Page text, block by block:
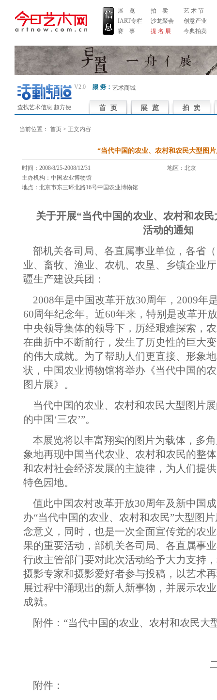
展 览
IART专栏
赛 事
拍 卖
沙龙聚会
提 名 展
艺 术 节
创意产业
今典拍卖
查找艺术信息 超方便
V2.0 艺术商城
当前位置： 首页 > 正文内容
“当代中国的农业、农村和农民大型图
时间：2008/8/25-2008/12/31
地区：北京
主办机构：中国农业博物馆
地点：北京市东三环北路16号中国农业博物馆
关于开展“当代中国的农业、农村和农
活动的通知
部机关各司局、各直属事业单位，各省
业、畜牧、渔业、农机、农垦、乡镇企业
疆生产建设兵团：
2008年是中国改革开放30周年，2009年
60周年纪念年。近60年来，特别是改革开
中央领导集体的领导下，历经艰难探索，
在曲折中不断前行，发生了历史性的巨大
的伟大成就。为了帮助人们更直接、形象
状，中国农业博物馆将举办《当代中国的
图片展》。
当代中国的农业、农村和农民大型图片
的中国‘三农’”。
本展览将以丰富翔实的图片为载体，多
象地再现中国当代农业、农村和农民的整
和农村社会经济发展的主旋律，为人们提
特色园地。
值此中国农村改革开放30周年及新中国
办“当代中国的农业、农村和农民”大型图
念意义，同时，也是一次全面宣传党的农
果的重要活动，部机关各司局、各直属事
行政主管部门要对此次活动给予大力支持
摄影专家和摄影爱好者参与投稿，以艺术
展过程中涌现出的新人新事物，并展示农
成就。
附件：“当代中国的农业、农村和农民大
附件：